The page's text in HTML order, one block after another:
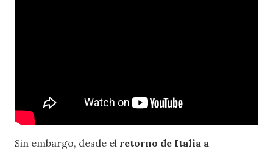
Sin embargo, desde el retorno de Italia a